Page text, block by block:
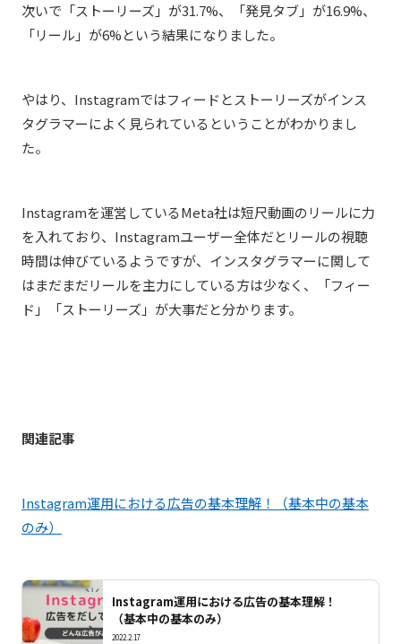
次いで「ストーリーズ」が31.7%、「発見タブ」が16.9%、
「リール」が6%という結果になりました。
やはり、Instagramではフィードとストーリーズがインス
タグラマーによく見られているということがわかりまし
た。
Instagramを運営しているMeta社は短尺動画のリールに力
を入れており、Instagramユーザー全体だとリールの視聴
時間は伸びているようですが、インスタグラマーに関して
はまだまだリールを主力にしている方は少なく、「フィー
ド」「ストーリーズ」が大事だと分かります。
関連記事
Instagram運用における広告の基本理解！（基本中の基本
のみ）
Instagram運用における広告の基本理解！
（基本中の基本のみ）
2022.2.17